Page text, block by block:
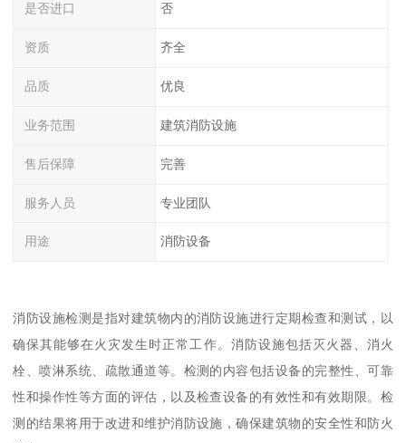
是否进口 否
资质 齐全
品质 优良
业务范围 建筑消防设施
售后保障 完善
服务人员 专业团队
用途 消防设备
消防设施检测是指对建筑物内的消防设施进行定期检查和测试，以
确保其能够在火灾发生时正常工作。消防设施包括灭火器、消火
栓、喷淋系统、疏散通道等。检测的内容包括设备的完整性、可靠
性和操作性等方面的评估，以及检查设备的有效性和有效期限。检
测的结果将用于改进和维护消防设施，确保建筑物的安全性和防火